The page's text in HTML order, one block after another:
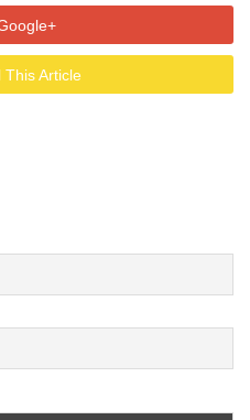
This Article